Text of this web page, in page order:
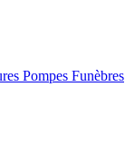
Pompes Funèbres